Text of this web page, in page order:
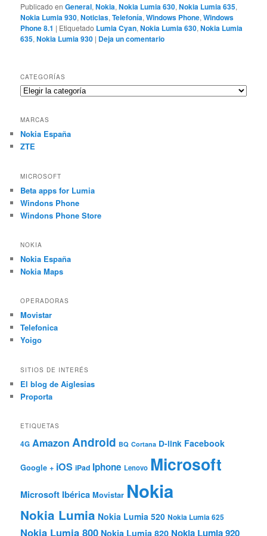
Publicado en General,Nokia,Nokia Lumia 630,Nokia Lumia 635,
Nokia Lumia 930,Noticias,Telefonía,Windows Phone,Windows
Phone 8.1 | Etiquetado Lumia Cyan,Nokia Lumia 630,Nokia Lumia
635,Nokia Lumia 930 | Deja un comentario
CATEGORÍAS
Categorías
MARCAS
Nokia España
ZTE
MICROSOFT
Beta apps for Lumia
Windons Phone
Windons Phone Store
NOKIA
Nokia España
Nokia Maps
OPERADORAS
Movistar
Telefonica
Yoigo
SITIOS DE INTERÉS
El blog de Aiglesias
Proporta
ETIQUETAS
4G Amazon Android BQ Cortana D-link Facebook
Google + iOS iPad Iphone Lenovo Microsoft
Microsoft Ibérica Movistar Nokia
Nokia Lumia Nokia Lumia 520 Nokia Lumia 625
Nokia Lumia 800 Nokia Lumia 820 Nokia Lumia 920